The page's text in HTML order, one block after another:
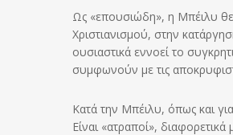
Ως «επουσιώδη», η Μπέιλυ
Χριστιανισμού, στην
ουσιαστικά εννοεί το
συμφωνούν με τις
Κατά την Μπέιλυ, όπως και
Είναι «ατραποί»,